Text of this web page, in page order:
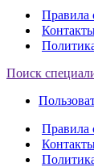
Правила
Поиск
Правила